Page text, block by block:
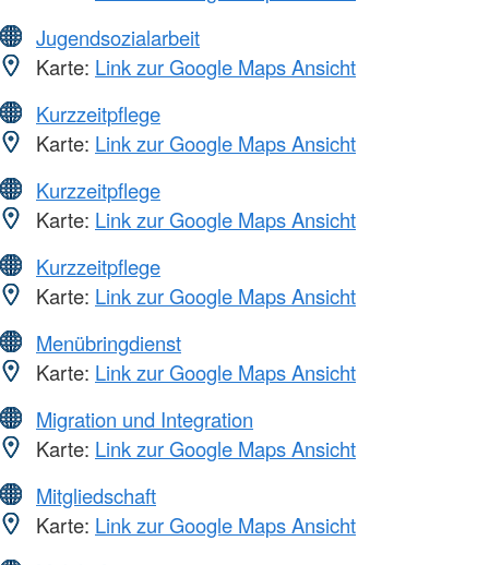
Jugendsozialarbeit
Karte: Link zur Google Maps Ansicht
Kurzzeitpflege
Karte: Link zur Google Maps Ansicht
Kurzzeitpflege
Karte: Link zur Google Maps Ansicht
Kurzzeitpflege
Karte: Link zur Google Maps Ansicht
Menübringdienst
Karte: Link zur Google Maps Ansicht
Migration und Integration
Karte: Link zur Google Maps Ansicht
Mitgliedschaft
Karte: Link zur Google Maps Ansicht